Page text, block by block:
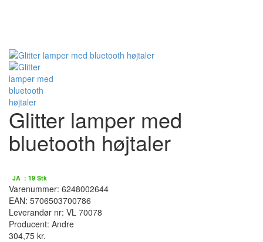
Glitter lamper med
bluetooth højtaler
JA : 19 Stk
Varenummer: 6248002644
EAN: 5706503700786
Leverandør nr: VL 70078
Producent: Andre
304,75 kr.